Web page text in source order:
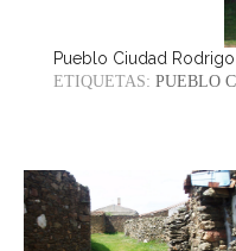
Pueblo Ciudad Rodrigo
ETIQUETAS: PUEBLO